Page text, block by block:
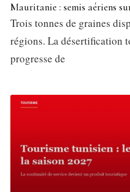
Mauritanie : semis aériens
Trois tonnes de graines
régions. La désertification
progresse de